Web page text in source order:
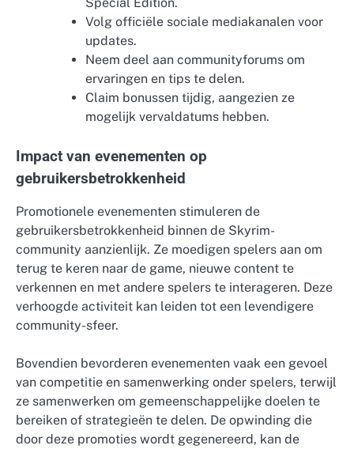
Volg officiële sociale mediakanalen voor
updates.
Neem deel aan communityforums om
ervaringen en tips te delen.
Claim bonussen tijdig, aangezien ze
mogelijk vervaldatums hebben.
Impact van evenementen op
gebruikersbetrokkenheid
Promotionele evenementen stimuleren de
gebruikersbetrokkenheid binnen de Skyrim-
community aanzienlijk. Ze moedigen spelers aan om
terug te keren naar de game, nieuwe content te
verkennen en met andere spelers te interageren. Deze
verhoogde activiteit kan leiden tot een levendigere
community-sfeer.
Bovendien bevorderen evenementen vaak een gevoel
van competitie en samenwerking onder spelers, terwijl
ze samenwerken om gemeenschappelijke doelen te
bereiken of strategieën te delen. De opwinding die
door deze promoties wordt gegenereerd, kan de